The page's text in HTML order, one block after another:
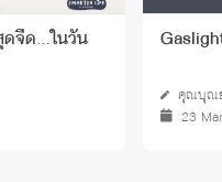
ดจี๊ด…ในวัน
คุณบุณ
23